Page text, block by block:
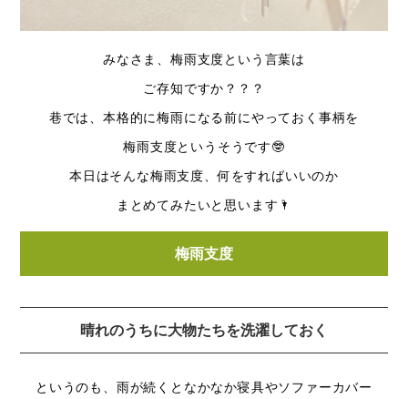
みなさま、梅雨支度という言葉は
ご存知ですか？？？
巷では、本格的に梅雨になる前にやっておく事柄を
梅雨支度というそうです🤓
本日はそんな梅雨支度、何をすればいいのか
まとめてみたいと思います🌂
梅雨支度
晴れのうちに大物たちを洗濯しておく
というのも、雨が続くとなかなか寝具やソファーカバー